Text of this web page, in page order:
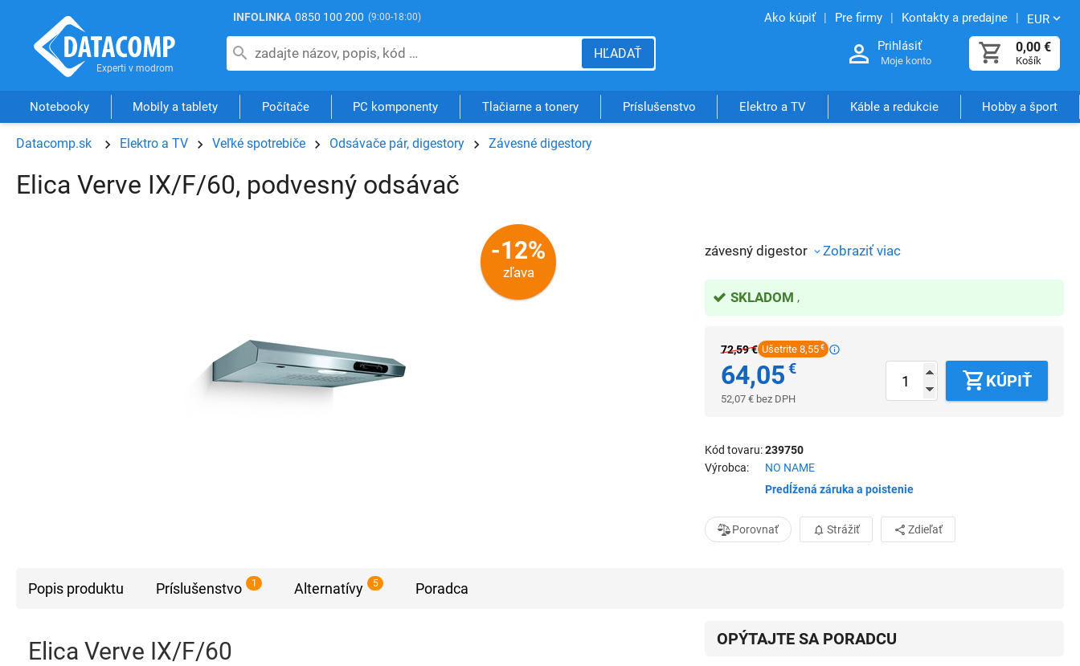
INFOLINKA 0850 100 200 (9:00-18:00) Ako kúpiť Pre firmy Kontakty a predajne EUR
0,00 €
Košík
Prihlásiť
Moje konto
HĽADAŤ
Notebooky Mobily a tablety Počítače PC komponenty Tlačiarne a tonery Príslušenstvo Elektro a TV Káble a redukcie Hobby a šport
Datacomp.sk Elektro a TV Veľké spotrebiče Odsávače pár, digestory Závesné digestory
Elica Verve IX/F/60, podvesný odsávač
-12%
zľava
závesný digestor Zobraziť viac
SKLADOM
72,59€ Ušetrite 8,55 €
64,05 €
52,07 € bez DPH
KÚPIŤ
Kód tovaru 239750
Výrobca
NO NAME
Predĺžená záruka a poistenie
Porovnať Strážiť Zdieľať
Popis produktu Príslušenstvo 1 Alternatívy 5 Poradca
Elica Verve IX/F/60 OPÝTAJTE SA PORADCU